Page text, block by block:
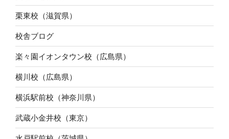
栗東校（滋賀県）
校舎ブログ
楽々園イオンタウン校（広島県）
横川校（広島県）
横浜駅前校（神奈川県）
武蔵小金井校（東京）